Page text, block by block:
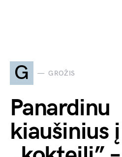
G GROŽIS
Panardinu
kiaušinius